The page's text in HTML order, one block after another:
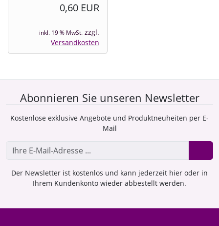
0,60 EUR
inkl. 19 % MwSt. zzgl.
Versandkosten
Abonnieren Sie unseren Newsletter
Kostenlose exklusive Angebote und Produktneuheiten per E-
Mail
Der Newsletter ist kostenlos und kann jederzeit hier oder in
Ihrem Kundenkonto wieder abbestellt werden.